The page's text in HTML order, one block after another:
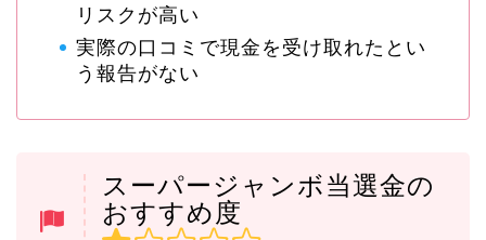
リスクが高い
実際の口コミで現金を受け取れたとい
う報告がない
スーパージャンボ当選金の
おすすめ度